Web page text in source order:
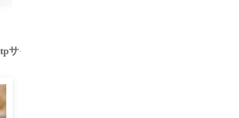
トはhttpsサイトに強制リダイレクトされる仕